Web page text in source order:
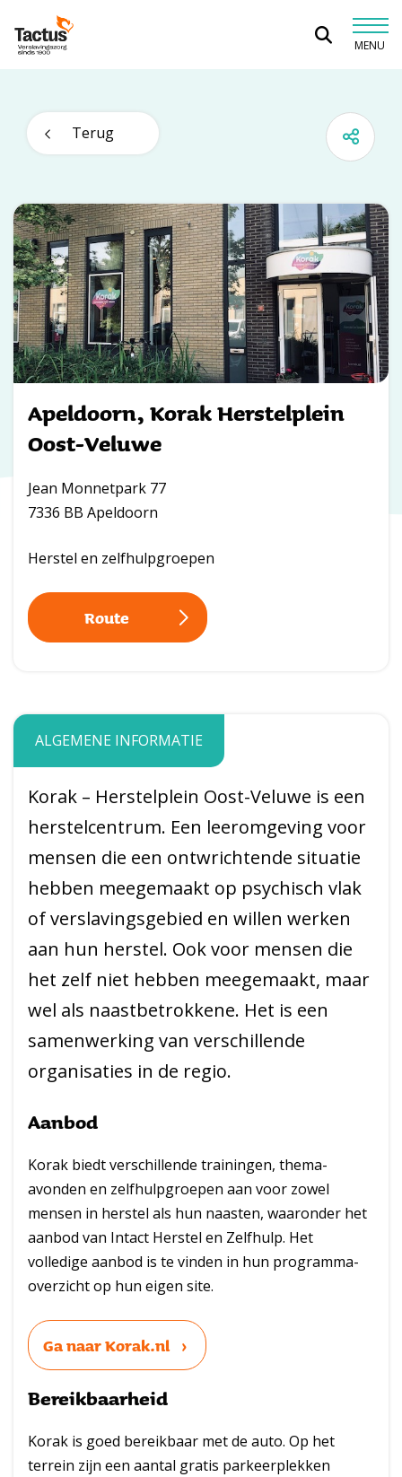
Spring naar content
MENU
Terug
Apeldoorn, Korak Herstelplein
Oost-Veluwe
Jean Monnetpark 77
7336 BB Apeldoorn
Herstel en zelfhulpgroepen
Route
ALGEMENE INFORMATIE
Korak – Herstelplein Oost-Veluwe is een
herstelcentrum. Een leeromgeving voor
mensen die een ontwrichtende situatie
hebben meegemaakt op psychisch vlak
of verslavingsgebied en willen werken
aan hun herstel. Ook voor mensen die
het zelf niet hebben meegemaakt, maar
wel als naastbetrokkene. Het is een
samenwerking van verschillende
organisaties in de regio.
Aanbod
Korak biedt verschillende trainingen, thema-
avonden en zelfhulpgroepen aan voor zowel
mensen in herstel als hun naasten, waaronder het
aanbod van Intact Herstel en Zelfhulp. Het
volledige aanbod is te vinden in hun programma-
overzicht op hun eigen site.
Ga naar Korak.nl
Bereikbaarheid
Korak is goed bereikbaar met de auto. Op het
terrein zijn een aantal gratis parkeerplekken